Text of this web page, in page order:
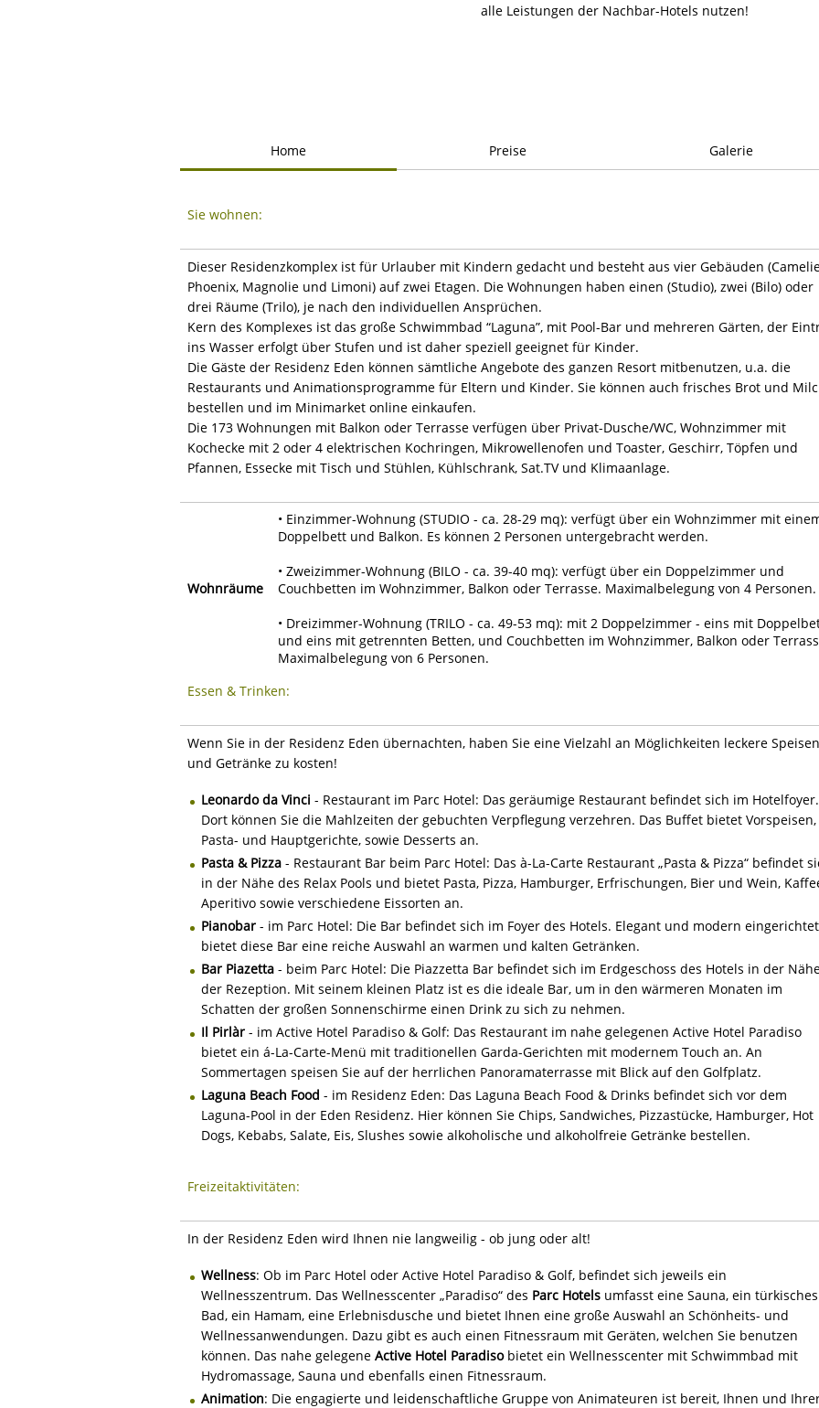
alle Leistungen der Nachbar-Hotels nutzen!
Home Preise Galerie
Sie wohnen:
Dieser Residenzkomplex ist für Urlauber mit Kindern gedacht und besteht aus vier Gebäuden
Phoenix, Magnolie und Limoni) auf zwei Etagen. Die Wohnungen haben einen (Studio), zwei (Bilo) oder
drei Räume (Trilo), je nach den individuellen Ansprüchen.
Kern des Komplexes ist das große Schwimmbad “Laguna”, mit Pool-Bar und mehreren Gärten, der
ins Wasser erfolgt über Stufen und ist daher speziell geeignet für Kinder.
Die Gäste der Residenz Eden können sämtliche Angebote des ganzen Resort mitbenutzen, u.a. die
Restaurants und Animationsprogramme für Eltern und Kinder. Sie können auch frisches Brot und
bestellen und im Minimarket online einkaufen.
Die 173 Wohnungen mit Balkon oder Terrasse verfügen über Privat-Dusche/WC, Wohnzimmer mit
Kochecke mit 2 oder 4 elektrischen Kochringen, Mikrowellenofen und Toaster, Geschirr, Töpfen und
Pfannen, Essecke mit Tisch und Stühlen, Kühlschrank, Sat.TV und Klimaanlage.
Wohnräume
• Einzimmer-Wohnung (STUDIO - ca. 28-29 mq): verfügt über ein Wohnzimmer mit
Doppelbett und Balkon. Es können 2 Personen untergebracht werden.
• Zweizimmer-Wohnung (BILO - ca. 39-40 mq): verfügt über ein Doppelzimmer und
Couchbetten im Wohnzimmer, Balkon oder Terrasse. Maximalbelegung von 4 Personen.
• Dreizimmer-Wohnung (TRILO - ca. 49-53 mq): mit 2 Doppelzimmer - eins mit
und eins mit getrennten Betten, und Couchbetten im Wohnzimmer, Balkon oder
Maximalbelegung von 6 Personen.
Essen & Trinken:
Wenn Sie in der Residenz Eden übernachten, haben Sie eine Vielzahl an Möglichkeiten leckere Speisen
und Getränke zu kosten!
Leonardo da Vinci - Restaurant im Parc Hotel: Das geräumige Restaurant befindet sich im Hotelfoyer.
Dort können Sie die Mahlzeiten der gebuchten Verpflegung verzehren. Das Buffet bietet Vorspeisen,
Pasta- und Hauptgerichte, sowie Desserts an.
Pasta & Pizza - Restaurant Bar beim Parc Hotel: Das à-La-Carte Restaurant „Pasta & Pizza“ befindet
in der Nähe des Relax Pools und bietet Pasta, Pizza, Hamburger, Erfrischungen, Bier und Wein,
Aperitivo sowie verschiedene Eissorten an.
Pianobar - im Parc Hotel: Die Bar befindet sich im Foyer des Hotels. Elegant und modern
bietet diese Bar eine reiche Auswahl an warmen und kalten Getränken.
Bar Piazetta - beim Parc Hotel: Die Piazzetta Bar befindet sich im Erdgeschoss des Hotels in der
der Rezeption. Mit seinem kleinen Platz ist es die ideale Bar, um in den wärmeren Monaten im
Schatten der großen Sonnenschirme einen Drink zu sich zu nehmen.
Il Pirlàr - im Active Hotel Paradiso & Golf: Das Restaurant im nahe gelegenen Active Hotel Paradiso
bietet ein á-La-Carte-Menü mit traditionellen Garda-Gerichten mit modernem Touch an. An
Sommertagen speisen Sie auf der herrlichen Panoramaterrasse mit Blick auf den Golfplatz.
Laguna Beach Food - im Residenz Eden: Das Laguna Beach Food & Drinks befindet sich vor dem
Laguna-Pool in der Eden Residenz. Hier können Sie Chips, Sandwiches, Pizzastücke, Hamburger, Hot
Dogs, Kebabs, Salate, Eis, Slushes sowie alkoholische und alkoholfreie Getränke bestellen.
Freizeitaktivitäten:
In der Residenz Eden wird Ihnen nie langweilig - ob jung oder alt!
Wellness: Ob im Parc Hotel oder Active Hotel Paradiso & Golf, befindet sich jeweils ein
Wellnesszentrum. Das Wellnesscenter „Paradiso“ des Parc Hotels umfasst eine Sauna, ein türkisches
Bad, ein Hamam, eine Erlebnisdusche und bietet Ihnen eine große Auswahl an Schönheits- und
Wellnessanwendungen. Dazu gibt es auch einen Fitnessraum mit Geräten, welchen Sie benutzen
können. Das nahe gelegene Active Hotel Paradisobietet ein Wellnesscenter mit Schwimmbad mit
Hydromassage, Sauna und ebenfalls einen Fitnessraum.
Animation: Die engagierte und leidenschaftliche Gruppe von Animateuren ist bereit, Ihnen und